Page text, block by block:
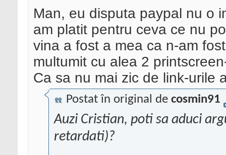
Man, eu disputa paypal nu o
am platit pentru ceva ce nu
vina a fost a mea ca n-am
multumit cu alea 2
Ca sa nu mai zic de link-urile
Postat în original de cosmin91
Auzi Cristian, poti sa aduci
retardati)?